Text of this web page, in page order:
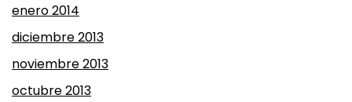
enero 2014
diciembre 2013
noviembre 2013
octubre 2013